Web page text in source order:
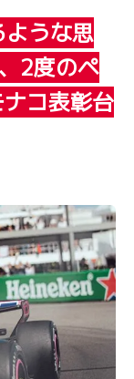
うな思
2度のペ
コ表彰台